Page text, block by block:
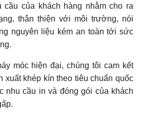
cầu của khách hàng nhằm cho ra
thân thiện với môi trường, nói
nguyên liệu kém an toàn tới sức
móc hiện đại, chúng tôi cam kết
xuất khép kín theo tiêu chuẩn quốc
nhu cầu in và đóng gói của khách